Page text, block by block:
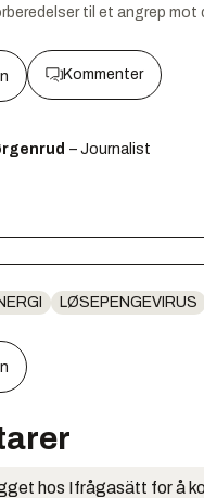
til et angrep mot
Kommenter
– Journalist
LØSEPENGEVIRUS
hos Ifrågasätt for å